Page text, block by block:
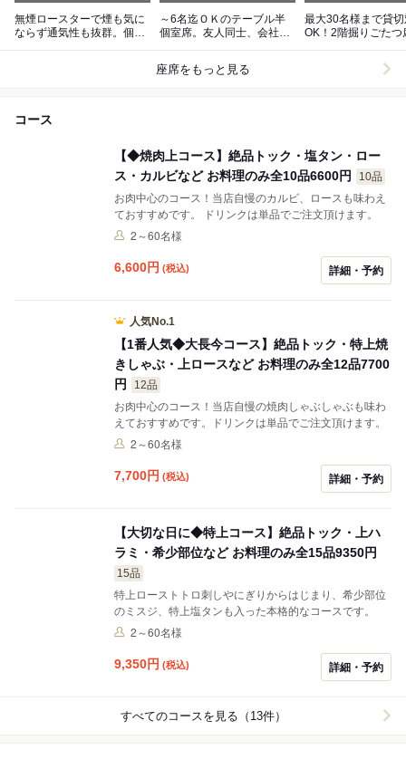
無煙ロースターで煙も気に
ならず通気性も抜群。個室
～6名迄ＯＫのテーブル半
個室席。友人同士、会社同
最大30名様まで貸
OK！2階掘りごたつ
座席をもっと見る
コース
【◆焼肉上コース】絶品トック・塩タン・ロー
ス・カルビなど お料理のみ全10品6600円
10品
お肉中心のコース！当店自慢のカルビ、ロースも味わえ
ておすすめです。 ドリンクは単品でご注文頂けます。
2～60名様
6,600円 (税込) 詳細・予約
人気No.1
【1番人気◆大長今コース】絶品トック・特上焼
きしゃぶ・上ロースなど お料理のみ全12品7700
円
12品
お肉中心のコース！当店自慢の焼肉しゃぶしゃぶも味わ
えておすすめです。ドリンクは単品でご注文頂けます。
2～60名様
7,700円 (税込) 詳細・予約
【大切な日に◆特上コース】絶品トック・上ハ
ラミ・希少部位など お料理のみ全15品9350円
15品
特上ローストトロ刺しやにぎりからはじまり、希少部位
のミスジ、特上塩タンも入った本格的なコースです。
2～60名様
9,350円 (税込) 詳細・予約
すべてのコースを見る（13件）